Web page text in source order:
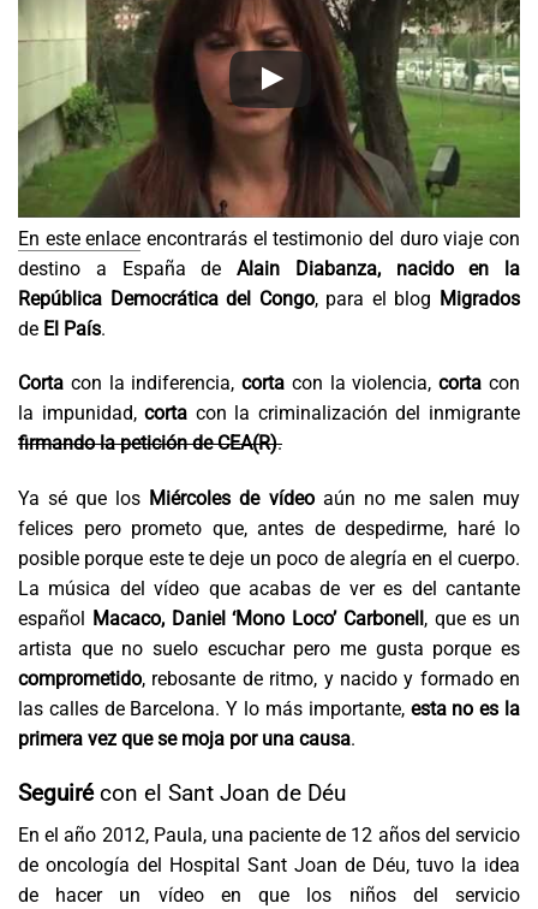
En este enlace encontrarás el testimonio del duro viaje con
destino a España de Alain Diabanza, nacido en la
República Democrática del Congo, para el blog Migrados
de El País.
Corta con la indiferencia,corta con la violencia, corta con
la impunidad,corta con la criminalización del inmigrante
firmando la petición de CEA(R).
Ya sé que los Miércoles de vídeoaún no me salen muy
felices pero prometo que, antes de despedirme, haré lo
posible porque este te deje un poco de alegría en el cuerpo.
La música del vídeo que acabas de ver es del cantante
español
Macaco, Daniel ‘Mono Loco’ Carbonell , que es un
artista que no suelo escuchar pero me gusta porque es
comprometido, rebosante de ritmo, y nacido y formado en
las calles de Barcelona. Y lo más importante,esta no es la
primera vez que se moja por una causa.
Seguirécon el Sant Joan de Déu
En el año 2012, Paula, una paciente de 12 años del servicio
de oncología del Hospital Sant Joan de Déu, tuvo la idea
de hacer un vídeo en que los niños del servicio